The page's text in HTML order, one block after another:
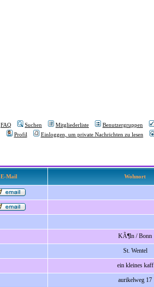
FAQ Suchen Mitgliederliste Benutzergruppen
Profil
Einloggen, um private Nachrichten zu lesen
E-Mail Wohnort
KÃ¶ln / Bonn
St. Wentel
ein kleines kaff
aurikelweg 17